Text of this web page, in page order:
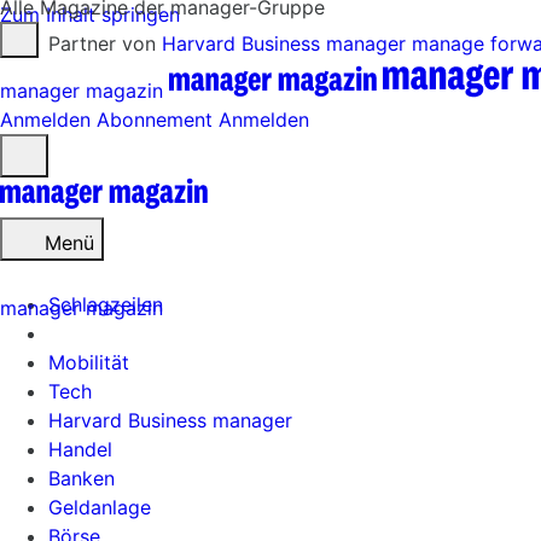
Zum Inhalt springen
Partner von Harvard Business manager manage
manager magazin
Anmelden Abonnement Anmelden
öffnen
Menü
Schlagzeilen
Mobilität
Tech
Harvard Business manager
Handel
Banken
Geldanlage
Börse
Alle Magazine der manager-Gruppe
manager magazin